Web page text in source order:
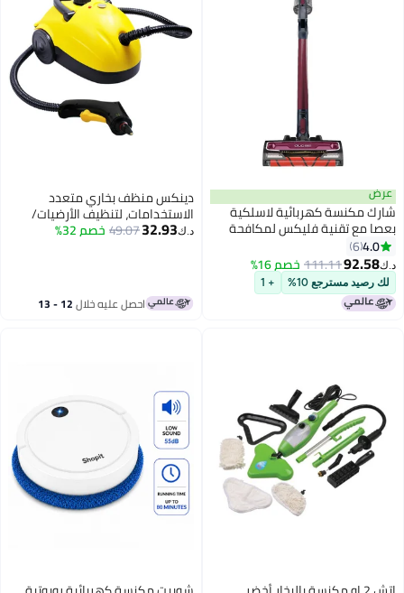
مكنسة كهربائية لاسلكية
مع تقنية فليكس لمكافحة
الشعر
6
111.11خصم 16%
مسترجع 10% + 1
دينكس منظف ​​بخاري متعدد
الاستخدامات، لتنظيف الأرضيات/
السيارات/الأرائك/المطابخ/
32.93
49.07خصم 32%
احصل عليه خلال 12 - 13